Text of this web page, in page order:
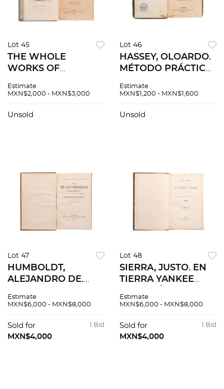
Lot 45
THE WHOLE
WORKS OF
YORK: DERBY &
Frontispicio, retrato
Estimate
MXN$2,000 - MXN$3,000
Unsold
Lot 46
HASSEY, OLOARDO.
MÉTODO PRÁCTICO
IDIOMA ALEMÁN.
DE LARA, 1872. 4ta
Estimate
MXN$1,200 - MXN$1,600
Unsold
Lot 47
HUMBOLDT,
ALEJANDRO DE.
CORDILLERAS Y
LOS PUEBLOS
INDÍGENAS DE
Estimate
MXN$6,000 - MXN$8,000
1 Bid
Sold for
MXN$4,000
Lot 48
SIERRA, JUSTO. EN
TIERRA YANKEE
VAPOR) 1895.
Estimate
MXN$6,000 - MXN$8,000
1 Bid
Sold for
MXN$4,000